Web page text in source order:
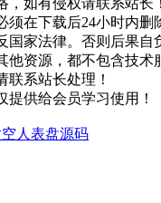
须在下载后24小时内删
国家法律。否则后果自
他资源，都不包含技术
联系站长处理！
供给会员学习使用！
人表盘源码